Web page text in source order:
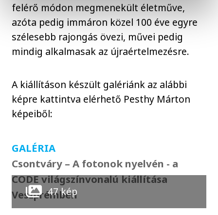
felérő módon megmenekült életműve,
azóta pedig immáron közel 100 éve egyre
szélesebb rajongás övezi, művei pedig
mindig alkalmasak az újraértelmezésre.
A kiállításon készült galériánk az alábbi
képre kattintva elérhető Pesthy Márton
képeiből:
GALÉRIA
Csontváry – A fotonok nyelvén - a
CODE világszínvonalú kiállítása
Veszprémben
47 kép